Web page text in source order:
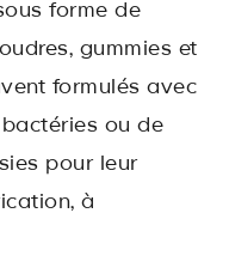
forme de
gummies et
formulés avec
ou de
pour leur
à